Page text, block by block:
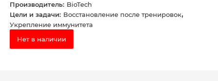
Производитель: BioTech
Цели и задачи: Восстановление после тренировок,
Укрепление иммунитета
Нет в наличии